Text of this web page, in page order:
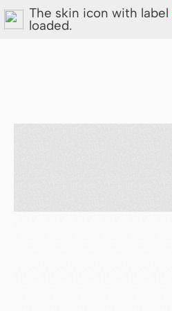
The skin icon with label
loaded.